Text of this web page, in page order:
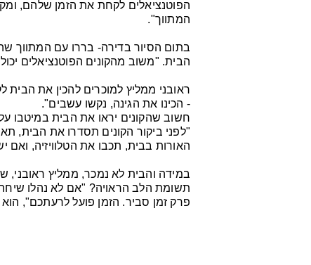
הפוטנציאלים לקחת את הזמן שלהם,
המתווך".
בתום הסיור בדירה- בררו עם המתווך
הבית. "משוב מהקונים הפוטנציאלים
ראובני ממליץ למוכרים להכין את הבית
- הכינו את הגינה, נקשו עשבים".
חשוב שהקונים יראו את הבית במיטבו
"לפני ביקור הקונים תסדרו את הבית,
האורות בבית, תכבו את הטלוויזיה,
במידה והבית לא נמכר, ממליץ
תשומת הלב הראויה? "אם לא נהלו
פרק זמן סביר. הזמן פועל לרעתכם",